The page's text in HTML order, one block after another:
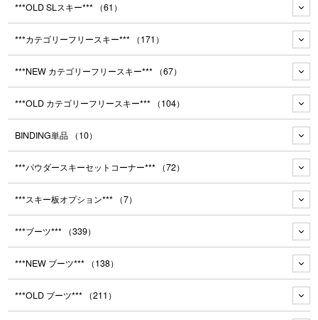
***OLD SLスキー*** （61）
***カテゴリーフリースキー*** （171）
***NEW カテゴリーフリースキー*** （67）
***OLD カテゴリーフリースキー*** （104）
BINDING単品 （10）
***パウダースキーセットコーナー*** （72）
***スキー板オプション*** （7）
***ブーツ*** （339）
***NEW ブーツ*** （138）
***OLD ブーツ*** （211）